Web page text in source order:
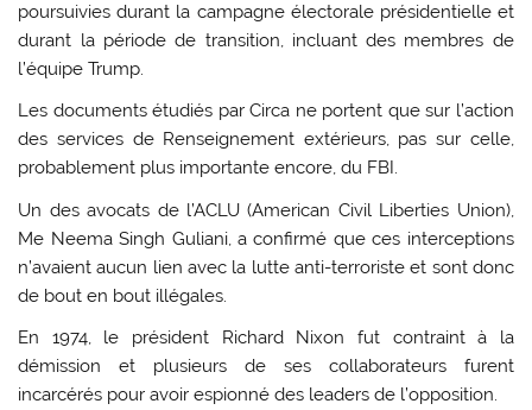
poursuivies durant la campagne électorale présidentielle et
durant la période de transition, incluant des membres de
l’équipe Trump.
Les documents étudiés par Circa ne portent que sur l’action
des services de Renseignement extérieurs, pas sur celle,
probablement plus importante encore, du FBI.
Un des avocats de l’ACLU (American Civil Liberties Union),
Me Neema Singh Guliani, a confirmé que ces interceptions
n’avaient aucun lien avec la lutte anti-terroriste et sont donc
de bout en bout illégales.
En 1974, le président Richard Nixon fut contraint à la
démission et plusieurs de ses collaborateurs furent
incarcérés pour avoir espionné des leaders de l’opposition.